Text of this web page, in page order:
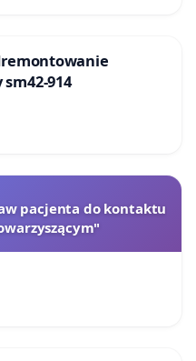
914
pacjenta do kontaktu